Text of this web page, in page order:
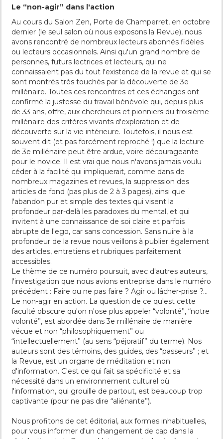
Le “non-agir” dans l'action
Au cours du Salon Zen, Porte de Champerret, en octobre
dernier (le seul salon où nous exposons la Revue), nous
avons rencontré de nombreux lecteurs abonnés fidèles
ou lecteurs occasionnels. Ainsi qu'un grand nombre de
personnes, futurs lectrices et lecteurs, qui ne
connaissaient pas du tout l'existence de la revue et qui se
sont montrés très touchés par la découverte de 3e
millénaire. Toutes ces rencontres et ces échanges ont
confirmé la justesse du travail bénévole qui, depuis plus
de 33 ans, offre, aux chercheurs et pionniers du troisième
millénaire des critères vivants d'exploration et de
découverte sur la vie intérieure. Toutefois, il nous est
souvent dit (et pas forcément reproché !) que la lecture
de 3e millénaire peut être ardue, voire décourageante
pour le novice. Il est vrai que nous n'avons jamais voulu
céder à la facilité qui impliquerait, comme dans de
nombreux magazines et revues, la suppression des
articles de fond (pas plus de 2 à 3 pages), ainsi que
l'abandon pur et simple des textes qui visent la
profondeur par-delà les paradoxes du mental, et qui
invitent à une connaissance de soi claire et parfois
abrupte de l'ego, car sans concession. Sans nuire à la
profondeur de la revue nous veillons à publier également
des articles, entretiens et rubriques parfaitement
accessibles.
Le thème de ce numéro poursuit, avec d'autres auteurs,
l'investigation que nous avions entreprise dans le numéro
précédent : Faire ou ne pas faire ? Agir ou lâcher-prise ?…
Le non-agir en action. La question de ce qu'est cette
faculté obscure qu'on n'ose plus appeler “volonté”, “notre
volonté”, est abordée dans 3e millénaire de manière
vécue et non “philosophiquement” ou
“intellectuellement” (au sens “péjoratif” du terme). Nos
auteurs sont des témoins, des guides, des “passeurs” ; et
la Revue, est un organe de méditation et non
d'information. C'est ce qui fait sa spécificité et sa
nécessité dans un environnement culturel où
l'information, qui grouille de partout, est beaucoup trop
captivante (pour ne pas dire “aliénante”).
Nous profitons de cet éditorial, aux formes inhabituelles,
pour vous informer d'un changement de cap dans la